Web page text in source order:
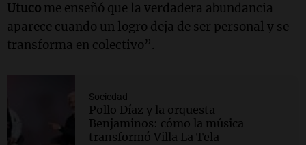
Utuco me enseñó que la verdadera abundancia
aparece cuando un logro deja de ser personal y se
transforma en colectivo”.
Sociedad
Pollo Díaz y la orquesta
Benjaminos: cómo la música
transformó Villa La Tela